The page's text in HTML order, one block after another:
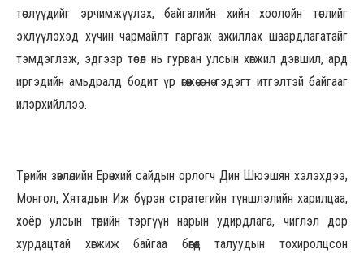
төслүүдийг эрчимжүүлэх, байгалийн хийн хоолойн төслийг
эхлүүлэхэд хүчин чармайлт гаргаж ажиллах шаардлагатайг
тэмдэглэж, эдгээр төсөл нь гурван улсын хөгжил дэвшил, ард
иргэдийн амьдралд бодит үр өгөөжөө өгнө гэдэгт итгэлтэй байгааг
илэрхийллээ.
Төрийн зөвлөлийн Ерөнхий сайдын орлогч Дин Шюэшян хэлэхдээ,
Монгол, Хятадын Иж бүрэн стратегийн түншлэлийн харилцаа,
хоёр улсын төрийн тэргүүн нарын удирдлага, чиглэл дор
хурдацтай хөгжиж байгаа бөгөөд талуудын тохиролцсон